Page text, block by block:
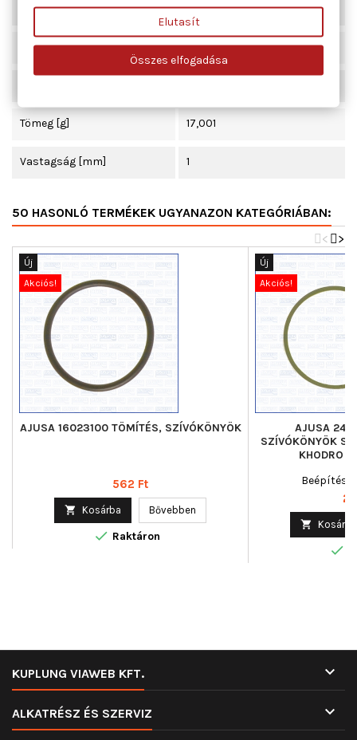
Szélesség [mm] 80
Beépítési oldal Szívócső
Tömeg [g] 17,001
Vastagság [mm] 1
50 HASONLÓ TERMÉKEK UGYANAZON KATEGÓRIÁBAN:
>
<
Új
Akciós!
AJUSA 16023100 TÖMÍTÉS, SZÍVÓKÖNYÖK
Ár
562 Ft
 Kosárba Bővebben
 Raktáron
Új
Akciós!
AJUSA
SZÍVÓKÖNYÖK
KHODRO
Beépítési
Ár2
 Kosárba

KUPLUNG VIAWEB KFT. 
ALKATRÉSZ ÉS SZERVIZ 
Elutasít
Összes elfogadása